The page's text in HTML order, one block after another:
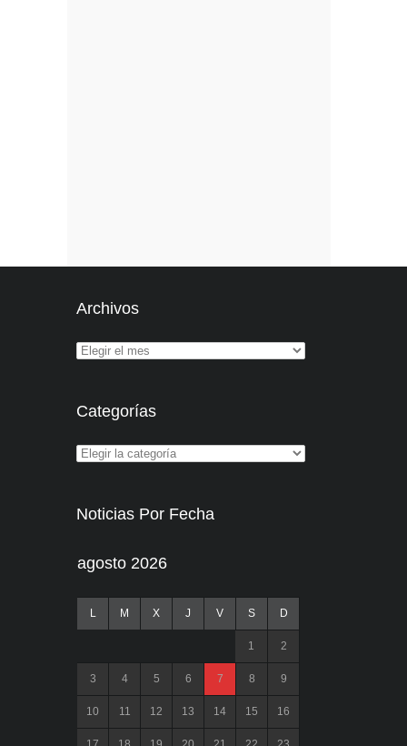
Archivos
Categorías
Noticias Por Fecha
agosto 2026
L M X J V S D
1 2
3 4 5 6 7 8 9
10 11 12 13 14 15 16